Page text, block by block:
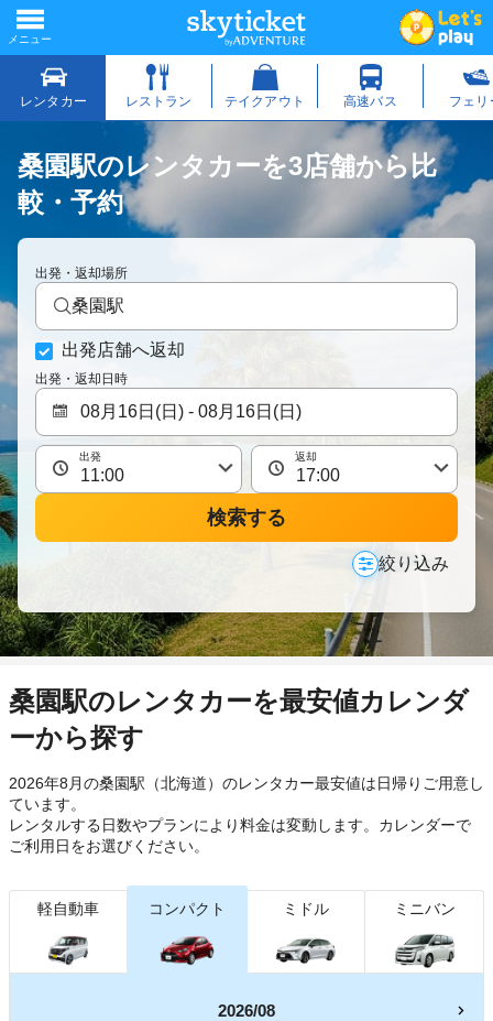
桑園駅のレンタカーを3店舗から比
較・予約
出発・返却場所
桑園駅
出発店舗へ返却
出発・返却日時
出発 返却
検索する
絞り込み
桑園駅のレンタカーを最安値カレンダ
ーから探す
2026年8月の桑園駅（北海道）のレンタカー最安値は日帰り ご用意し
ています。
レンタルする日数やプランにより料金は変動します。カレンダーで
ご利用日をお選びください。
軽自動車 コンパクト ミドル ミニバン
2026/08